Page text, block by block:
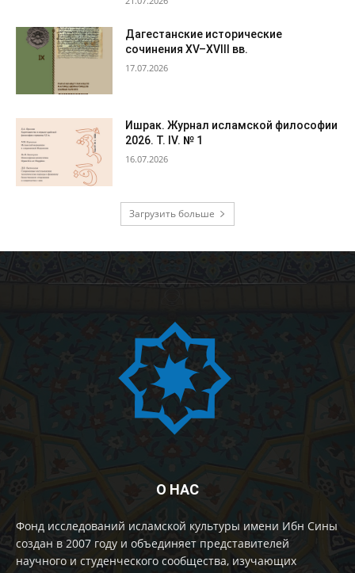
Дагестанские исторические
сочинения XV–XVIII вв.
17.07.2026
Ишрак. Журнал исламской философии
2026. Т. IV. № 1
16.07.2026
Загрузить больше
О НАС
Фонд исследований исламской культуры имени Ибн Сины
создан в 2007 году и объединяет представителей
научного и студенческого сообщества, изучающих